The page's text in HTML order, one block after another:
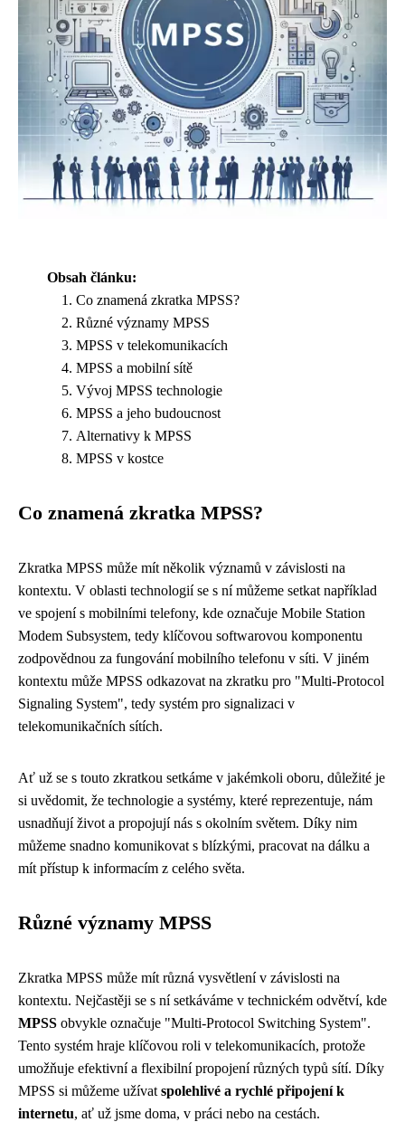
Obsah článku:
Co znamená zkratka MPSS?
Různé významy MPSS
MPSS v telekomunikacích
MPSS a mobilní sítě
Vývoj MPSS technologie
MPSS a jeho budoucnost
Alternativy k MPSS
MPSS v kostce
Co znamená zkratka MPSS?
Zkratka MPSS může mít několik významů v závislosti na
kontextu. V oblasti technologií se s ní můžeme setkat například
ve spojení s mobilními telefony, kde označuje Mobile Station
Modem Subsystem, tedy klíčovou softwarovou komponentu
zodpovědnou za fungování mobilního telefonu v síti. V jiném
kontextu může MPSS odkazovat na zkratku pro "Multi-Protocol
Signaling System", tedy systém pro signalizaci v
telekomunikačních sítích.
Ať už se s touto zkratkou setkáme v jakémkoli oboru, důležité je
si uvědomit, že technologie a systémy, které reprezentuje, nám
usnadňují život a propojují nás s okolním světem. Díky nim
můžeme snadno komunikovat s blízkými, pracovat na dálku a
mít přístup k informacím z celého světa.
Různé významy MPSS
Zkratka MPSS může mít různá vysvětlení v závislosti na
kontextu. Nejčastěji se s ní setkáváme v technickém odvětví, kde
MPSS obvykle označuje "Multi-Protocol Switching System".
Tento systém hraje klíčovou roli v telekomunikacích, protože
umožňuje efektivní a flexibilní propojení různých typů sítí. Díky
MPSS si můžeme užívat spolehlivé a rychlé připojení k
internetu, ať už jsme doma, v práci nebo na cestách.